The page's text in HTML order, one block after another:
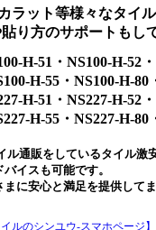
ラット等様々なタイ
り方のサポートもし
H-51・NS100-H-52
H-55・NS100-H-80
H-51・NS227-H-52
H-55・NS227-H-80
通販をしているタイル激
イスも可能です。
に安心と満足を提供して
ルのシンユウ-スマホページ】